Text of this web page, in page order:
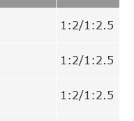
1:2/1:2.5
1:2/1:2.5
1:2/1:2.5